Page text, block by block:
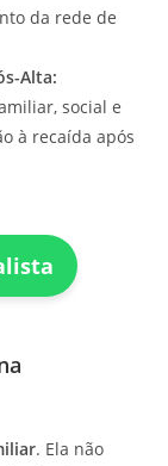
da rede de
Alta:
social e
à recaída após
. Ela não